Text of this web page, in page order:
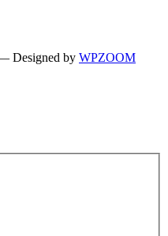
Designed by WPZOOM